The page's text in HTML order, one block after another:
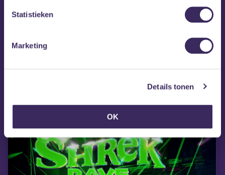
Statistieken
Marketing
Details tonen
OK
vr 4 sep